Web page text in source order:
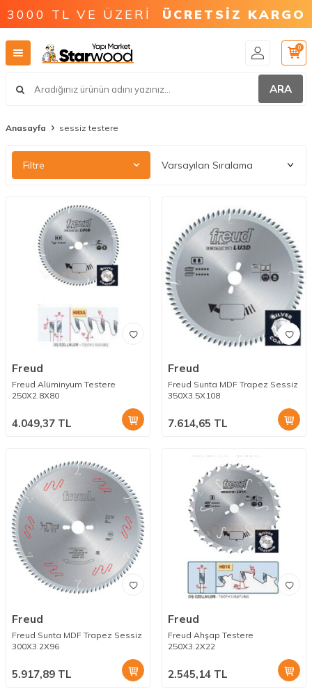
3000 TL VE ÜZERİ ÜCRETSİZ KARGO
ARA
0
Anasayfa sessiz testere
Filtre
Freud
Freud Alüminyum Testere
250X2.8X80
4.049,37 TL
Freud
Freud Sunta MDF Trapez Sessiz
350X3.5X108
7.614,65 TL
Freud
Freud Sunta MDF Trapez Sessiz
300X3.2X96
5.917,89 TL
Freud
Freud Ahşap Testere
250X3.2X22
2.545,14 TL